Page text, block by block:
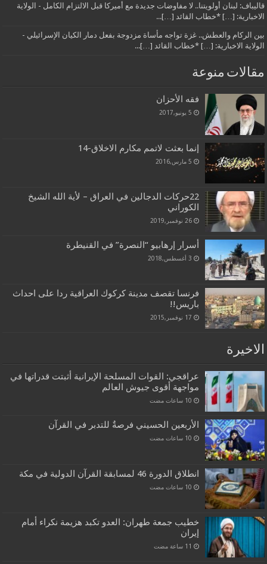
قاليباف: لبنان أولويتنا.. لا مفاوضات جديدة مع أميركا قبل الالتزام الكامل - الولاية
الاخبارية: […] *خطاب القائد […]...
بين الركام والعطش.. غزة تواجه مأساة مزدوجة بفعل دمار الكيان الإسرائيلي -
الولاية الاخبارية: […] *خطاب القائد […]...
مقالات منوعة
فقه الأحزان
5 يونيو,2017
إنما بعثت لاتمم مكارم الاخلاق-14
5 مارس,2016
22حركات الدجالين في العراق – لأية الله الشيخ
الكوراني
26 نوفمبر,2019
أسرار إرهابيو “النصرة” في القنيطرة
3 أغسطس,2018
فرنسا تقصف مدينة كركوك العراقية ردا على احداث
باريس!!
17 نوفمبر,2015
الاخيرة
عراقجي: القوات المسلحة الإيرانية أثبتت قدراتها في
مواجهة أقوى جيوش العالم
الأربعين الحسيني فرصةٌ للتدبر في القرآن
انطلاق الدورة 46 لمسابقة القرآن الدولية في مكة
خطيب جمعة طهران: العدو تكبد هزيمة نكراء أمام
إيران